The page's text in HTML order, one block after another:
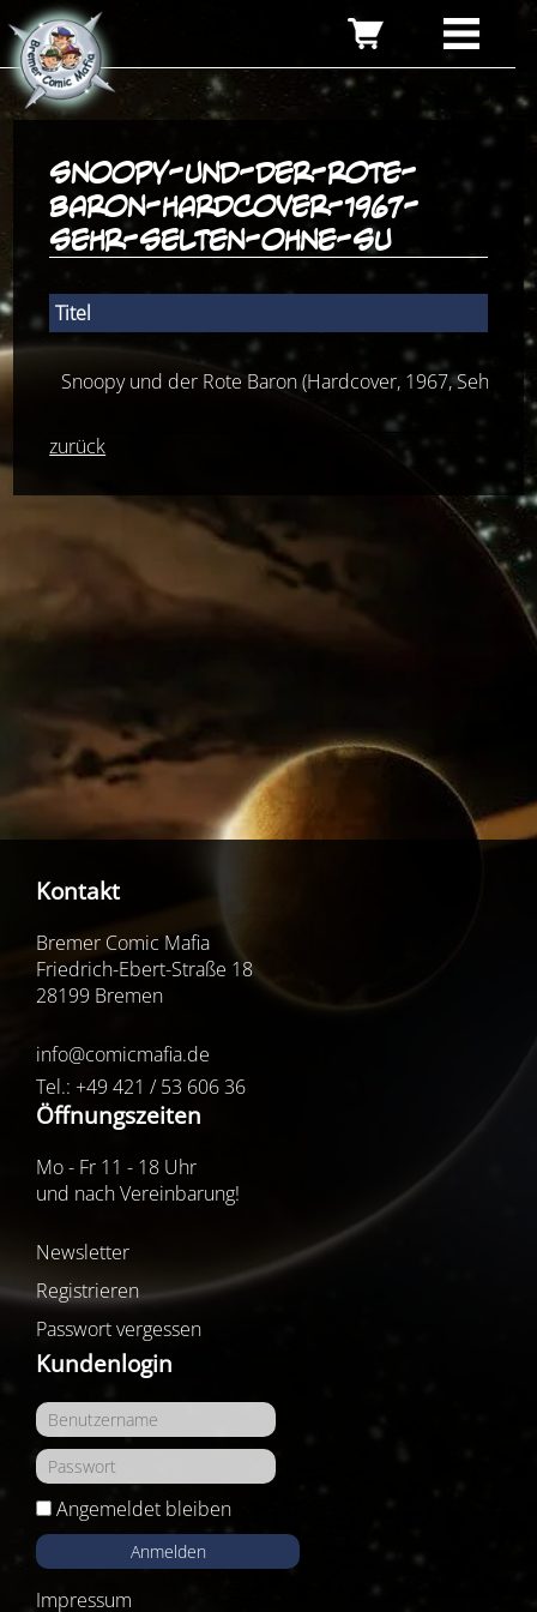
snoopy-und-der-rote-
baron-hardcover-1967-
sehr-selten-ohne-su
Titel
Snoopy und der Rote Baron (Hardcover, 1967, Sehr
zurück
Kontakt
Bremer Comic Mafia
Friedrich-Ebert-Straße 18
28199 Bremen
info@comicmafia.de
Tel.: +49 421 / 53 606 36
Öffnungszeiten
Mo - Fr 11 - 18 Uhr
und nach Vereinbarung!
Newsletter
Registrieren
Passwort vergessen
Kundenlogin
Angemeldet bleiben
Anmelden
Impressum